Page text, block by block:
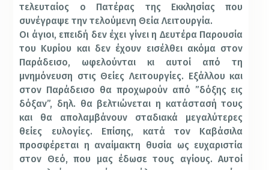
τελευταίος ο Πατέρας της Εκκλησίας που
συνέγραψε την τελούμενη Θεία Λειτουργία.
Οι άγιοι, επειδή δεν έχει γίνει η Δευτέρα Παρουσία
του Κυρίου και δεν έχουν εισέλθει ακόμα στον
Παράδεισο, ωφελούνται κι αυτοί από τη
μνημόνευση στις Θείες Λειτουργίες. Εξάλλου και
στον Παράδεισο θα προχωρούν από ”δόξης εις
δόξαν”, δηλ. θα βελτιώνεται η κατάστασή τους
και θα απολαμβάνουν σταδιακά μεγαλύτερες
θείες ευλογίες. Επίσης, κατά τον Καβάσιλα
προσφέρεται η αναίμακτη θυσία ως ευχαριστία
στον Θεό, που μας έδωσε τους αγίους. Αυτοί